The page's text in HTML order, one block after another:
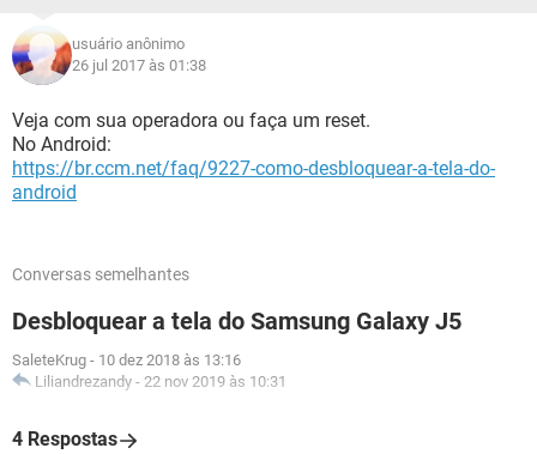
usuário anônimo
26 jul 2017 às 01:38
Veja com sua operadora ou faça um reset.
No Android:
https://br.ccm.net/faq/9227-como-desbloquear-a-tela-do-
android
Conversas semelhantes
Desbloquear a tela do Samsung Galaxy J5
SaleteKrug - 10 dez 2018 às 13:16
Liliandrezandy - 22 nov 2019 às 10:31
4 Respostas